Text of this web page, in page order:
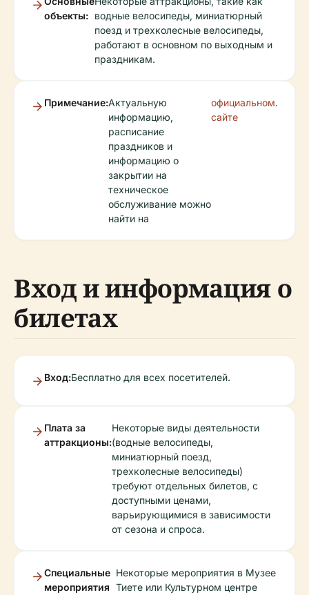
объекты: водные велосипеды, миниатюрный
поезд и трехколесные велосипеды,
работают в основном по выходным и
праздникам.
Примечание:Актуальную
информацию,
расписание
праздников и
информацию о
закрытии на
техническое
обслуживание можно
найти на
официальном
сайте
.
Вход и информация о
билетах
Вход:Бесплатно для всех посетителей.
Плата за
аттракционы:
Некоторые виды деятельности
(водные велосипеды,
миниатюрный поезд,
трехколесные велосипеды)
требуют отдельных билетов, с
доступными ценами,
варьирующимися в зависимости
от сезона и спроса.
Специальные
мероприятия
Некоторые мероприятия в Музее
Тиете или Культурном центре